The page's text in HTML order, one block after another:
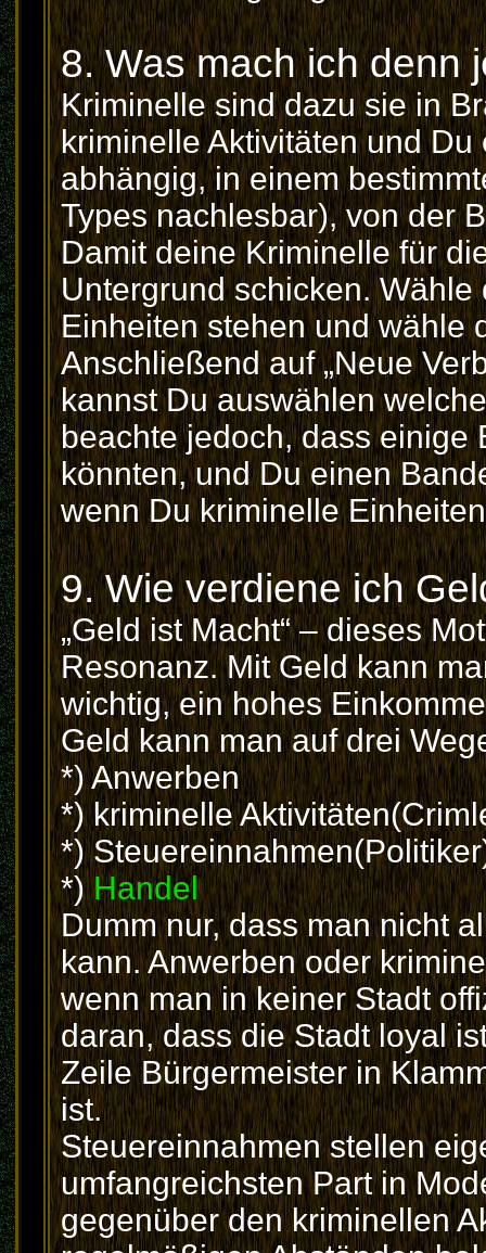
8. Was mach ich denn
Kriminelle sind dazu sie in
kriminelle Aktivitäten und
abhängig, in einem
Types nachlesbar), von der
Damit deine Kriminelle für
Untergrund schicken.
Einheiten stehen und wähle
Anschließend auf „Neue
kannst Du auswählen
beachte jedoch, dass einige
könnten, und Du einen
wenn Du kriminelle
9. Wie verdiene ich
„Geld ist Macht“ – dieses
Resonanz. Mit Geld kann
wichtig, ein hohes
Geld kann man auf drei
*) Anwerben
*) kriminelle
*)
*)Handel
Dumm nur, dass man nicht
kann. Anwerben oder
wenn man in keiner Stadt
daran, dass die Stadt loyal
Zeile Bürgermeister in
ist.
Steuereinnahmen stellen
umfangreichsten Part in
gegenüber den kriminellen